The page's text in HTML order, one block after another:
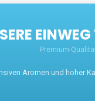
Premium-
Aromen und